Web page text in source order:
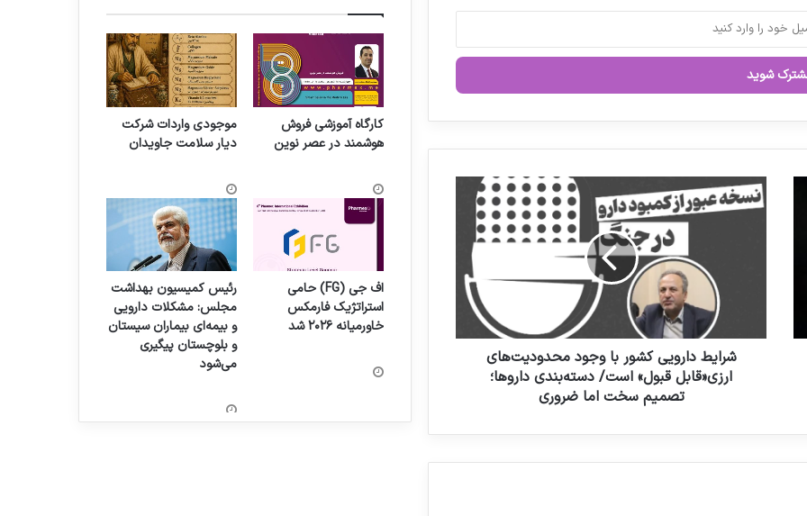
بلوچستان پیگیری می‌شود
توزیع آنتی‌بیوتیک هنوز کافی نیست / تامین
پرداخت کرده است
است
فارمکس در مسیر پیشبرد اهداف صنعت
دارویی کشور
ش
ر
و
و
شرایط دارویی کشور با وجود محدودیت‌های
ارزی«قابل قبول» است/ دسته‌بندی داروها؛
تصمیم سخت اما ضروری
کارگاه آموزشی فروش
هوشمند در عصر نوین
موجودی واردات شرکت
دیار سلامت جاویدان
اف جی (FG) حامی
استراتژیک فارمکس
خاورمیانه ۲۰۲۶ شد
رئیس کمیسیون بهداشت
مجلس: مشکلات دارویی
و بیمه‌ای بیماران سیستان
و بلوچستان پیگیری
می‌شود